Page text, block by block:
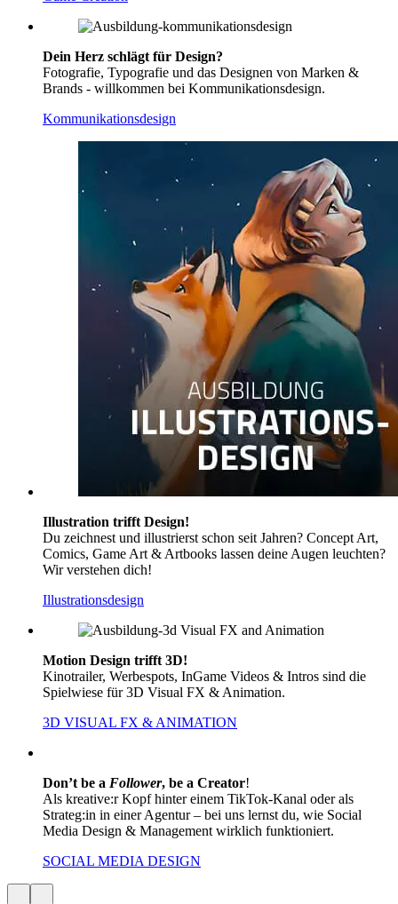
Dein Herz schlägt für Design?
Fotografie, Typografie und das Designen von Marken &
Brands - willkommen bei Kommunikationsdesign.
Kommunikationsdesign
Illustration trifft Design!
Du zeichnest und illustrierst schon seit Jahren? Concept Art,
Comics, Game Art & Artbooks lassen deine Augen leuchten?
Wir verstehen dich!
Illustrationsdesign
Motion Design trifft 3D!
Kinotrailer, Werbespots, InGame Videos & Intros sind die
Spielwiese für 3D Visual FX & Animation.
3D VISUAL FX & ANIMATION
Don’t be a Follower, be a Creator!
Als kreative:r Kopf hinter einem TikTok-Kanal oder als
Strateg:in in einer Agentur – bei uns lernst du, wie Social
Media Design & Management wirklich funktioniert.
SOCIAL MEDIA DESIGN